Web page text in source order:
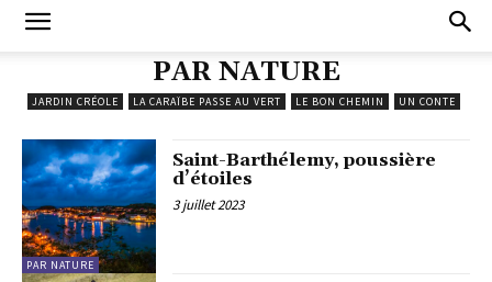
PAR NATURE
JARDIN CRÉOLE LA CARAÏBE PASSE AU VERT LE BON CHEMIN UN CONTE
PAR NATURE
Saint-Barthélemy, poussière
d’étoiles
3 juillet 2023